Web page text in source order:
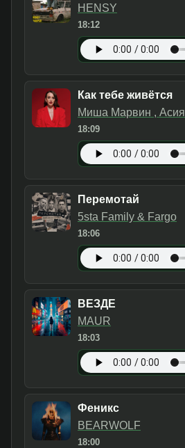
HENSY
18:12
Как тебе живётся
Миша Марвин , Асия
18:09
Перемотай
5sta Family & Fargo
18:06
ВЕЗДЕ
MAUR
18:03
Феникс
BEARWOLF
18:00